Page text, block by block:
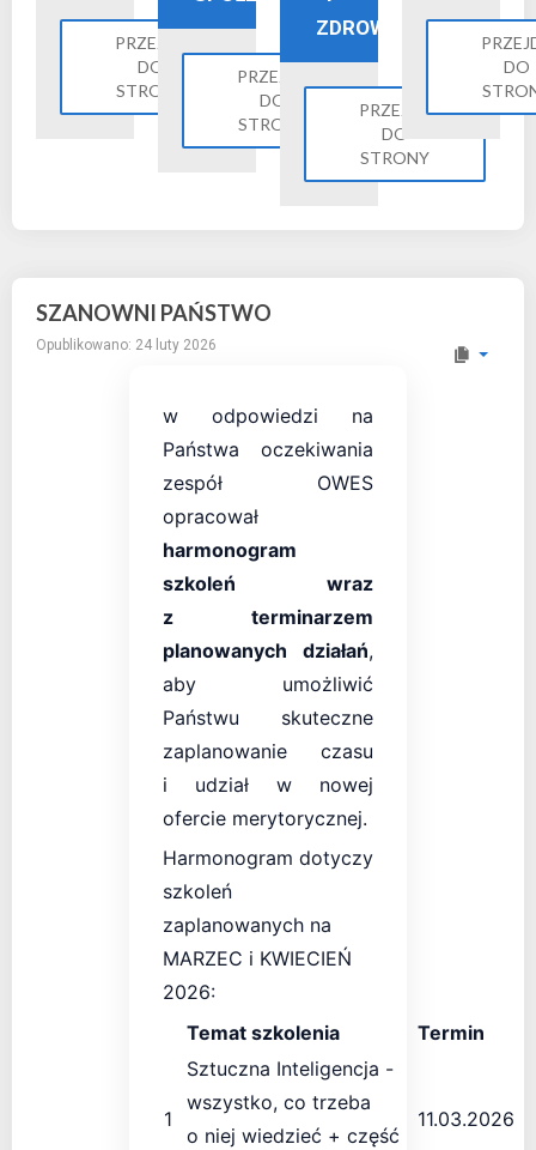
PRZEJDŹ
DO
STRONY
PRZEJDŹ
DO
STRONY
ZDROWIE
PRZEJDŹ
DO
STRONY
DO
SZANOWNI PAŃSTWO
Opublikowano: 24 luty 2026
w odpowiedzi na
Państwa oczekiwania
zespół OWES
opracował
harmonogram
szkoleń wraz
z terminarzem
planowanych działań,
aby umożliwić
Państwu skuteczne
zaplanowanie czasu
i udział w nowej
ofercie merytorycznej.
Harmonogram dotyczy
szkoleń
zaplanowanych na
MARZEC i KWIECIEŃ
2026:
Temat szkolenia
Termin
1
Sztuczna Inteligencja -
wszystko, co trzeba
o niej wiedzieć + część
11.03.2026